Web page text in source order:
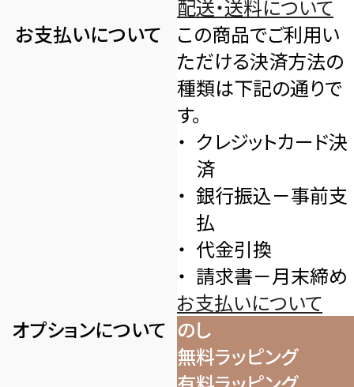
配送・送料について
お支払いについて
この商品でご利用い
ただける決済方法の
種類は下記の通りで
す。
クレジットカード決
済
銀行振込－事前支
払
代金引換
請求書－月末締め
お支払いについて
オプションについて のし
無料ラッピング